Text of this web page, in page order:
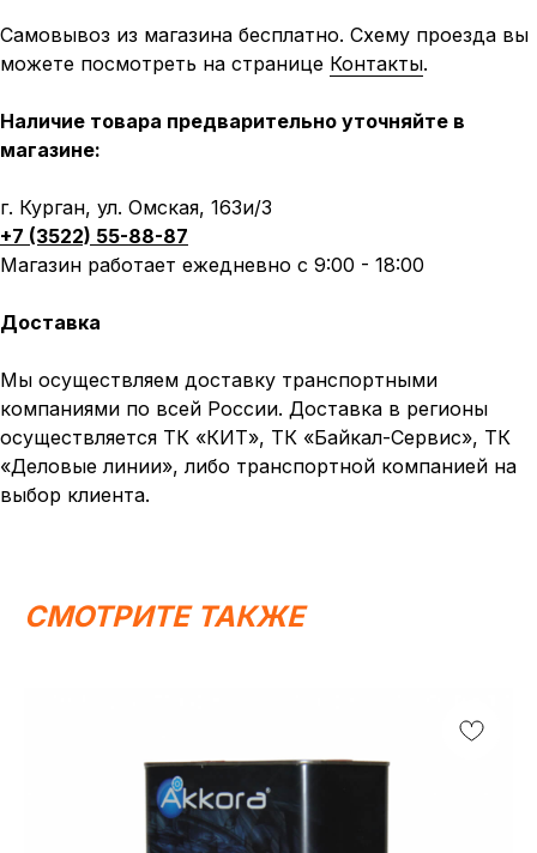
Самовывоз из магазина бесплатно. Схему проезда вы
можете посмотреть на странице Контакты.
Наличие товара предварительно уточняйте в
магазине:
г. Курган, ул. Омская, 163и/3
+7 (3522) 55-88-87
Магазин работает ежедневно с 9:00 - 18:00
Доставка
Мы осуществляем доставку транспортными
компаниями по всей России. Доставка в регионы
осуществляется ТК «КИТ», ТК «Байкал-Сервис», ТК
«Деловые линии», либо транспортной компанией на
выбор клиента.
СМОТРИТЕ ТАКЖЕ
ИП Каканова Анна Константиновна
является публичной офертой, определяемой
положениями Статьи 437 (2) ГК РФ.